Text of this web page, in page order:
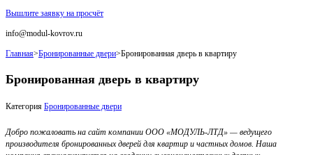
Вышлите заявку на просчёт
info@modul-kovrov.ru
Главная>Бронированные двери>Бронированная дверь в квартиру
Бронированная дверь в квартиру
Категория Бронированные двери
Добро пожаловать на сайт компании ООО «МОДУЛЬ-ЛТД» — ведущего
производителя бронированных дверей для квартир и частных домов. Наша